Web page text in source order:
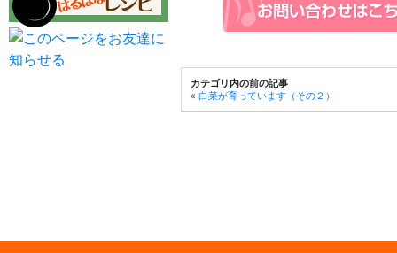
カテゴリ内の前の記事
« 白菜が育っています（その２）